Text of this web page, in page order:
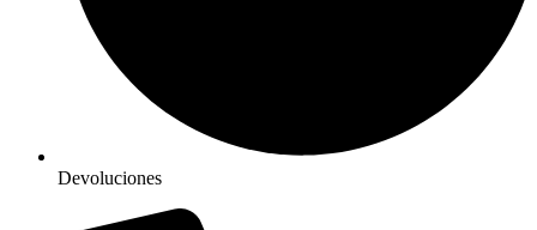
Devoluciones